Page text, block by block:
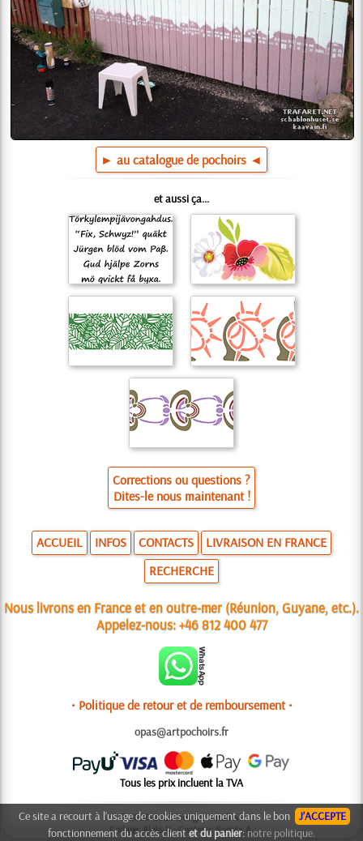
► au catalogue de pochoirs ◄
et aussi ça...
Corrections ou questions ?
Dites-le nous maintenant !
ACCUEIL INFOS CONTACTS
LIVRAISON EN FRANCE
RECHERCHE
Nous livrons en France et en outre-mer (Réunion, Guyane, etc.).
Appelez-nous:+46 812 400 477
• Politique de retour et de remboursement •
opas@artpochoirs.fr
Tous les prix incluent la TVA
© 2006-2025 Design: Natali M.
Codage: Aleks K.; Contenu: Konsta A.
J’ACCEPTE
Ce site a recourt à l’usage de cookies uniquement dans le bon
fonctionnement du accès client et du panier: notre politique.